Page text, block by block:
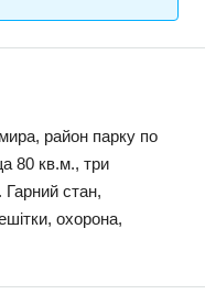
район парку по
80 кв.м., три
Гарний стан,
охорона,